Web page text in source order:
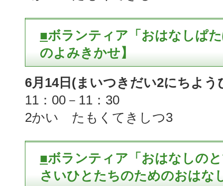
■ボランティア「おはなしぱ
のよみきかせ】
6月14日(まいつきだい2にちよう
11：00－11：30
2かい たもくてきしつ3
■ボランティア「おはなしの
さいひとたちのためのおはな